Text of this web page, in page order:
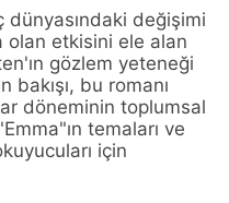
dünyasındaki değişimi
olan etkisini ele alan
gözlem yeteneği
bakışı, bu romanı
döneminin toplumsal
temaları ve
için